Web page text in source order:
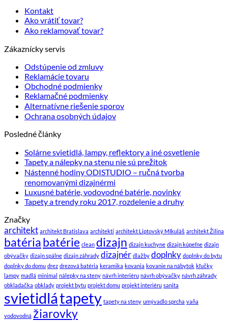
Kontakt
Ako vrátiť tovar?
Ako reklamovať tovar?
Zákaznícky servis
Odstúpenie od zmluvy
Reklamácie tovaru
Obchodné podmienky
Reklamačné podmienky
Alternatívne riešenie sporov
Ochrana osobných údajov
Posledné články
Solárne svietidlá, lampy, reflektory a iné osvetlenie
Tapety a nálepky na stenu nie sú prežitok
Nástenné hodiny ODISTUDIO – ručná tvorba
renomovanými dizajnérmi
Luxusné batérie, vodovodné batérie, novinky
Tapety a trendy roku 2017, rozdelenie a druhy
Značky
architekt architekt Bratislava architekti architekt Liptovský MIkuláš architekt Žilina
batériabatérie clean dizajn dizajn kuchyne dizajn kúpeľne dizajn
obývačky dizajn spálne dizajn záhrady dizajnér dlažby doplnky doplnky do bytu
doplnky do domu drez drezová batéria keramika kovania kovanie na nábytok kľučky
lampy madlá minimal nálepky na steny návrh interiéru návrh obývačky návrh záhrady
obkladačka obklady projekt bytu projekt domu projekt interiéru sanita
svietidlátapety tapety na steny umývadlo sprcha vaňa
vodovodná žiarovky